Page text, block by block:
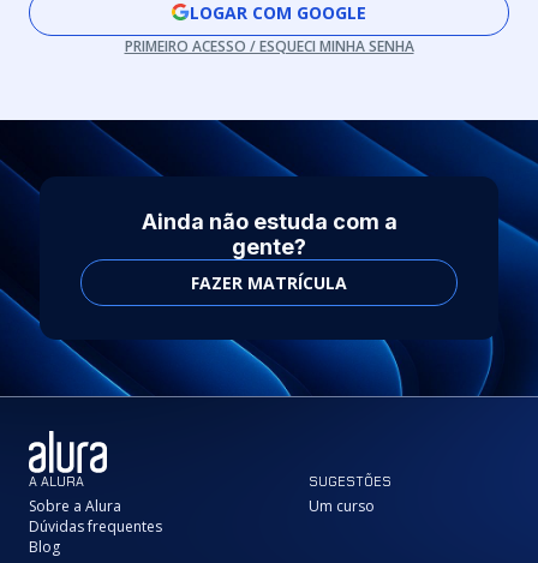
LOGAR COM GOOGLE
PRIMEIRO ACESSO / ESQUECI MINHA SENHA
Ainda não estuda com a
gente?
FAZER MATRÍCULA
A ALURA
Sobre a Alura
Dúvidas frequentes
Blog
SUGESTÕES
Um curso